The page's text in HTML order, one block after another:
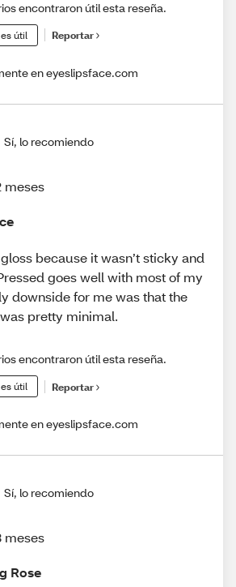
encontraron útil esta reseña.
útil Reportar
en eyeslipsface.com
Sí, lo recomiendo
meses
because it wasn’t sticky and
goes well with most of my
downside for me was that the
pretty minimal.
encontraron útil esta reseña.
útil Reportar
en eyeslipsface.com
Sí, lo recomiendo
meses
Rose